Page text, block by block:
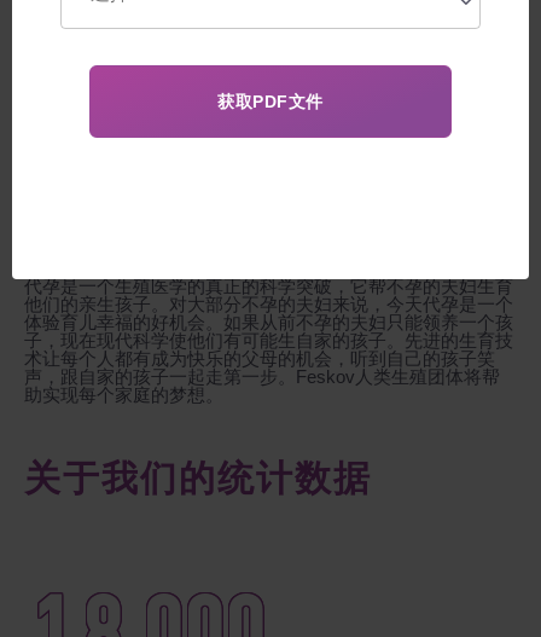
供卵者
代孕是一个生殖医学的真正的科学突破，它帮不孕的夫妇生育
他们的亲生孩子。对大部分不孕的夫妇来说，今天代孕是一个
体验育儿幸福的好机会。如果从前不孕的夫妇只能领养一个孩
子，现在现代科学使他们有可能生自家的孩子。先进的生育技
术让每个人都有成为快乐的父母的机会，听到自己的孩子笑
声，跟自家的孩子一起走第一步。Feskov人类生殖团体将帮
助实现每个家庭的梦想。
关于我们的统计数据